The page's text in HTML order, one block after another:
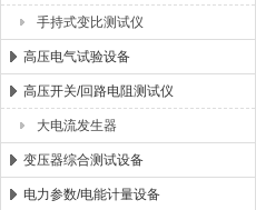
手持式变比测试仪
高压电气试验设备
高压开关/回路电阻测试仪
大电流发生器
变压器综合测试设备
电力参数/电能计量设备